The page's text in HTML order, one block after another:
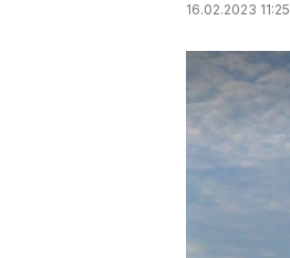
16.02.2023 11:25